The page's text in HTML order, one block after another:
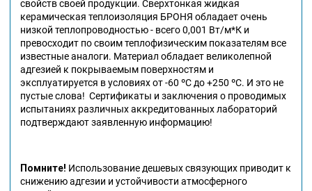
свойств своей продукции. Сверхтонкая жидкая
керамическая теплоизоляция БРОНЯ обладает очень
низкой теплопроводностью - всего 0,001 Вт/м*К и
превосходит по своим теплофизическим показателям все
известные аналоги. Материал обладает великолепной
адгезией к покрываемым поверхностям и
эксплуатируется в условиях от -60 ºС до +250 ºС. И это не
пустые слова! Сертификаты и заключения о проводимых
испытаниях различных аккредитованных лабораторий
подтверждают заявленную информацию!
Помните! Использование дешевых связующих приводит к
снижению адгезии и устойчивости атмосферного